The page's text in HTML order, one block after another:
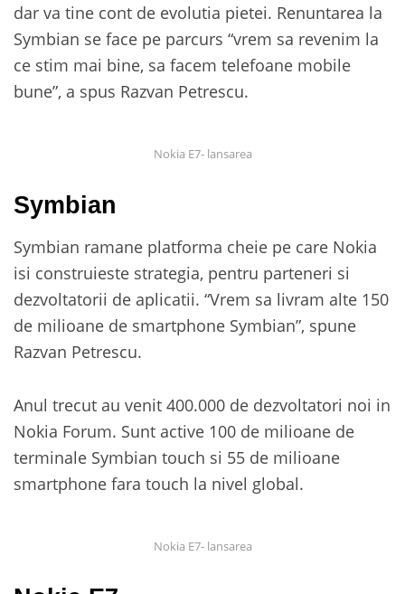
dar va tine cont de evolutia pietei. Renuntarea la
Symbian se face pe parcurs “vrem sa revenim la
ce stim mai bine, sa facem telefoane mobile
bune”, a spus Razvan Petrescu.
Nokia E7- lansarea
Symbian
Symbian ramane platforma cheie pe care Nokia
isi construieste strategia, pentru parteneri si
dezvoltatorii de aplicatii. “Vrem sa livram alte 150
de milioane de smartphone Symbian”, spune
Razvan Petrescu.
Anul trecut au venit 400.000 de dezvoltatori noi in
Nokia Forum. Sunt active 100 de milioane de
terminale Symbian touch si 55 de milioane
smartphone fara touch la nivel global.
Nokia E7- lansarea